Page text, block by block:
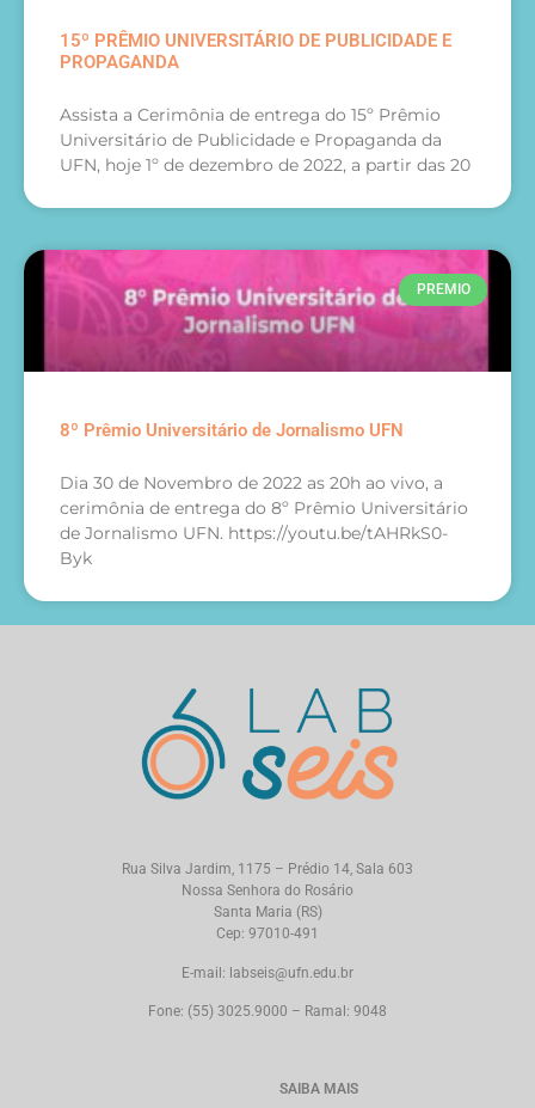
15º PRÊMIO UNIVERSITÁRIO DE PUBLICIDADE E
PROPAGANDA
Assista a Cerimônia de entrega do 15º Prêmio
Universitário de Publicidade e Propaganda da
UFN, hoje 1º de dezembro de 2022, a partir das 20
PREMIO
8º Prêmio Universitário de Jornalismo UFN
Dia 30 de Novembro de 2022 as 20h ao vivo, a
cerimônia de entrega do 8º Prêmio Universitário
de Jornalismo UFN. https://youtu.be/tAHRkS0-
Byk
Rua Silva Jardim, 1175 – Prédio 14, Sala 603
Nossa Senhora do Rosário
Santa Maria (RS)
Cep: 97010-491
E-mail: labseis@ufn.edu.br
Fone: (55) 3025.9000 – Ramal: 9048
SAIBA MAIS